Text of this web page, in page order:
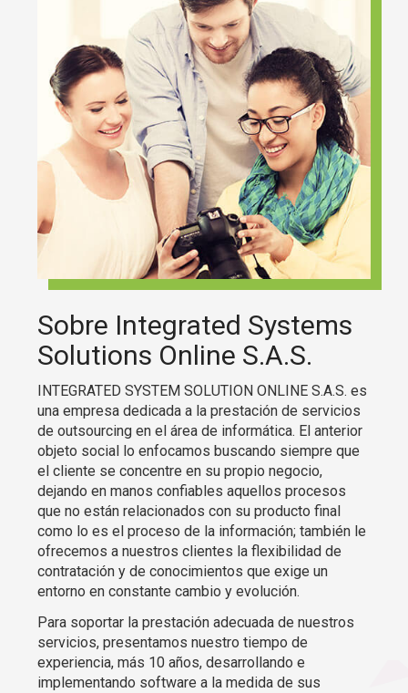
Sobre Integrated Systems
Solutions Online S.A.S.
INTEGRATED SYSTEM SOLUTION ONLINE S.A.S. es
una empresa dedicada a la prestación de servicios
de outsourcing en el área de informática. El anterior
objeto social lo enfocamos buscando siempre que
el cliente se concentre en su propio negocio,
dejando en manos confiables aquellos procesos
que no están relacionados con su producto final
como lo es el proceso de la información; también le
ofrecemos a nuestros clientes la flexibilidad de
contratación y de conocimientos que exige un
entorno en constante cambio y evolución.
Para soportar la prestación adecuada de nuestros
servicios, presentamos nuestro tiempo de
experiencia, más 10 años, desarrollando e
implementando software a la medida de sus